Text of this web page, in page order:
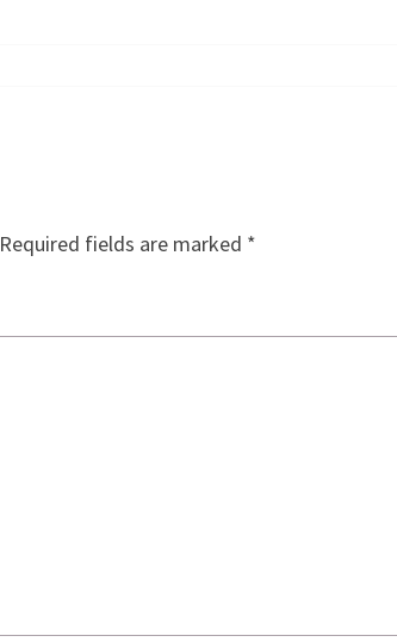
Required fields are marked *